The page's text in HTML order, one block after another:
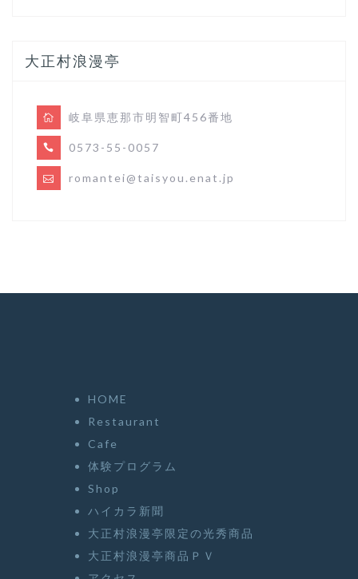
大正村浪漫亭
岐阜県恵那市明智町456番地
0573-55-0057
romantei@taisyou.enat.jp
HOME
Restaurant
Cafe
体験プログラム
Shop
ハイカラ新聞
大正村浪漫亭限定の光秀商品
大正村浪漫亭商品ＰＶ